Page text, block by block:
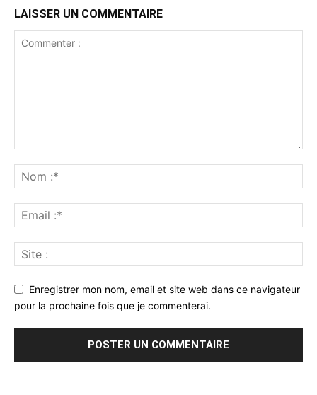
LAISSER UN COMMENTAIRE
Enregistrer mon nom, email et site web dans ce navigateur
pour la prochaine fois que je commenterai.